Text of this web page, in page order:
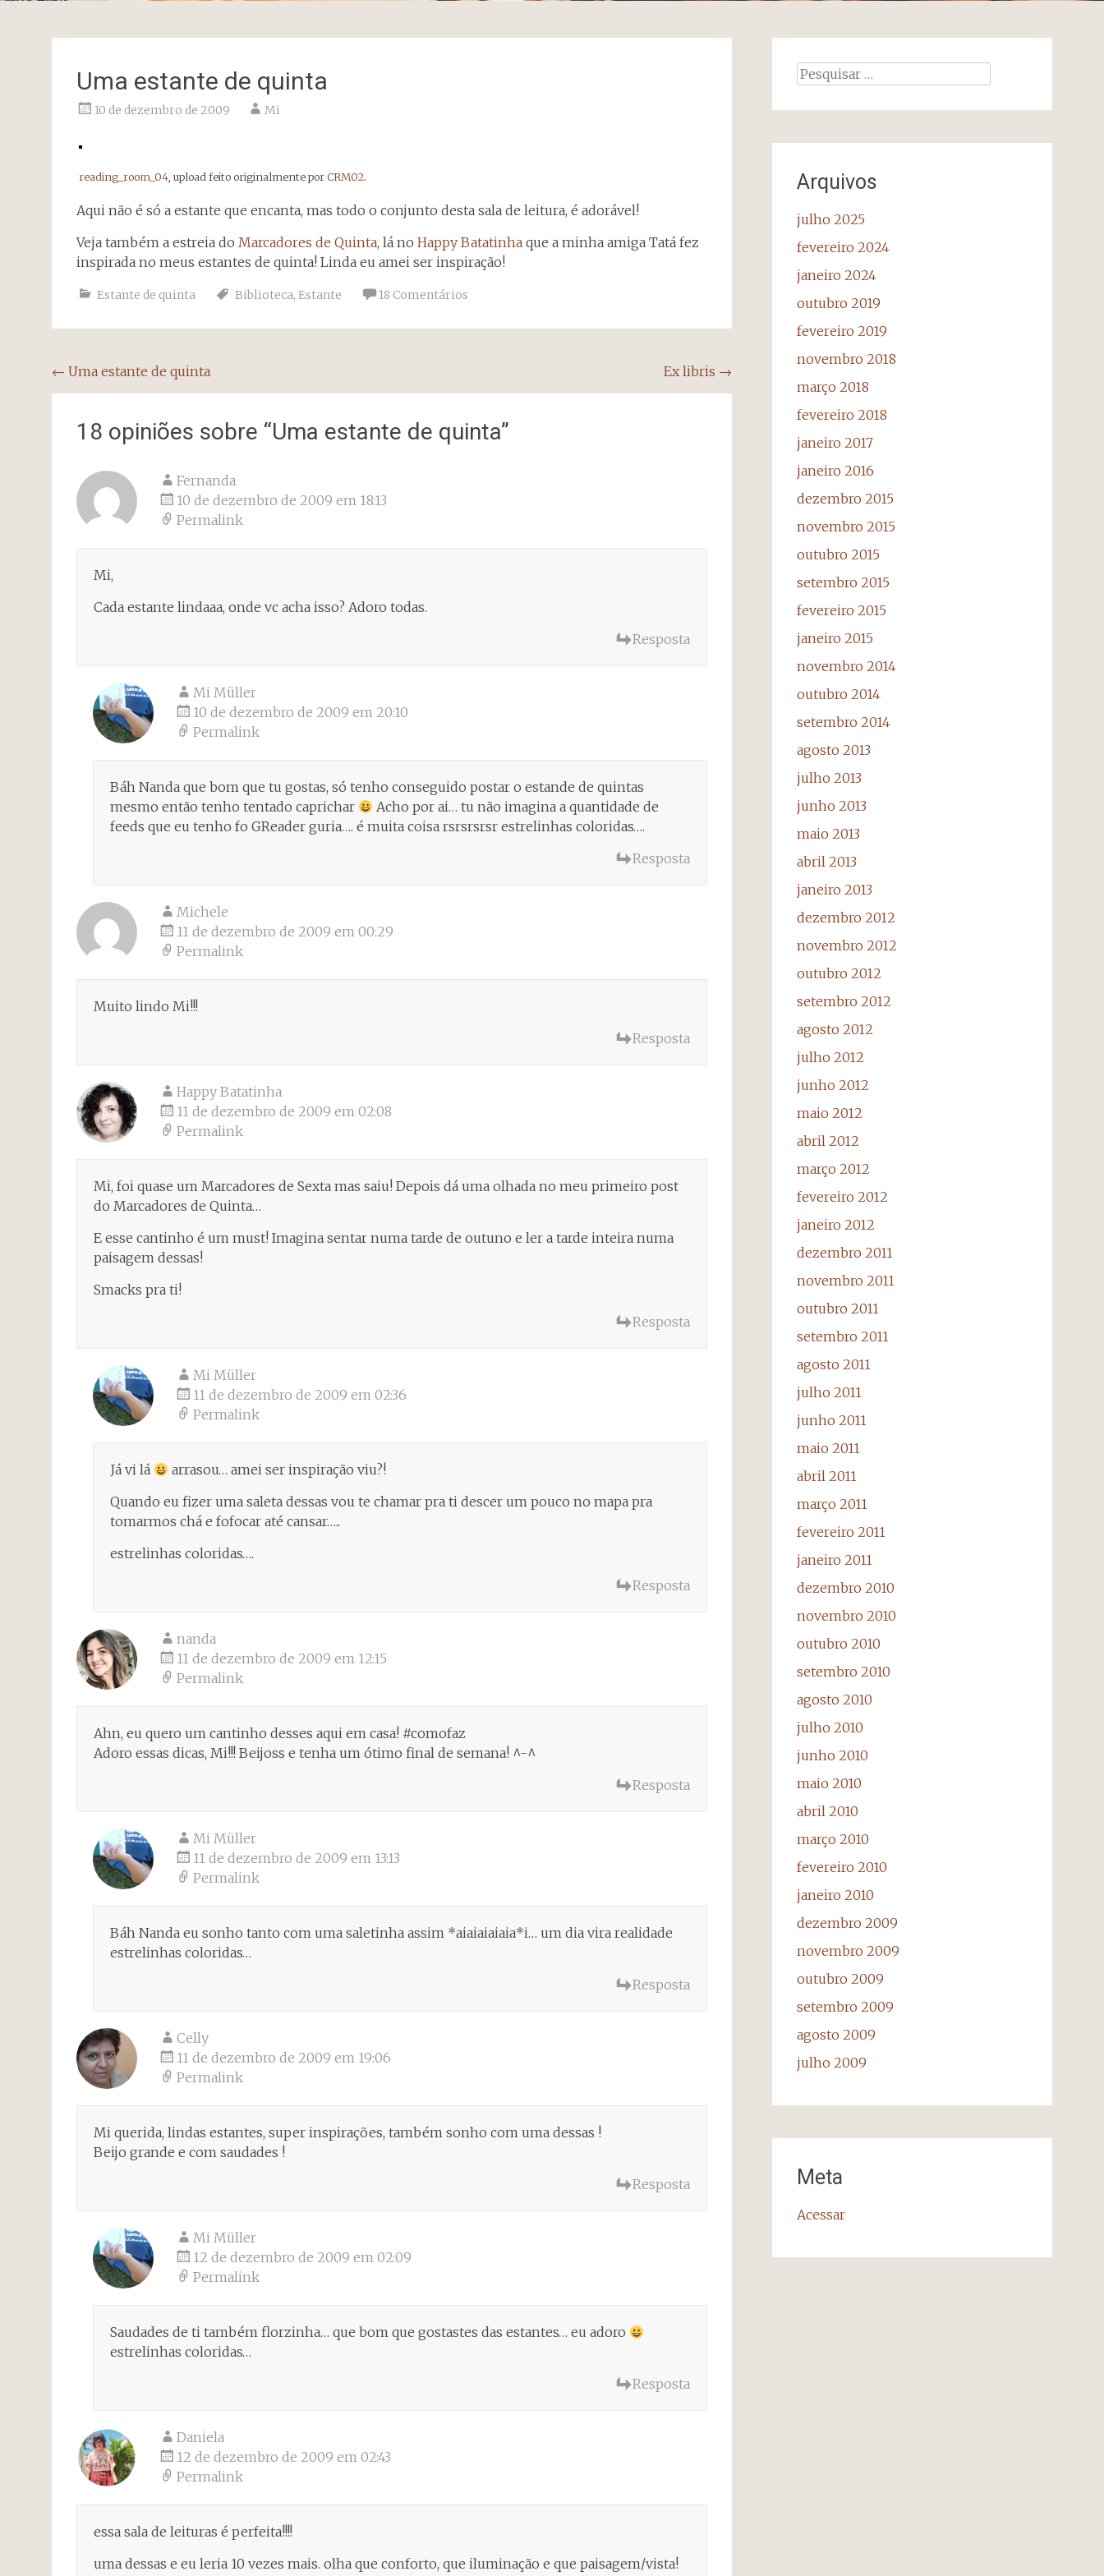
Uma estante de quinta
10 de dezembro de 2009 Mi
reading_room_04 , upload feito originalmente porCRM02.
Aqui não é só a estante que encanta, mas todo o conjunto desta sala de leitura, é adorável!
Veja também a estreia do Marcadores de Quinta, lá no Happy Batatinha que a minha amiga Tatá fez
inspirada no meus estantes de quinta! Linda eu amei ser inspiração!
Estante de quinta Biblioteca, Estante 18 Comentários
Navegação
do
post
← Uma estante de quinta Ex libris →
18 opiniões sobre “Uma estante de quinta”
Fernanda
10 de dezembro de 2009 em 18:13
Permalink
Mi,
Cada estante lindaaa, onde vc acha isso? Adoro todas.
Resposta
Mi Müller
10 de dezembro de 2009 em 20:10
Permalink
Báh Nanda que bom que tu gostas, só tenho conseguido postar o estande de quintas
mesmo então tenho tentado caprichar
Acho por ai… tu não imagina a quantidade de
feeds que eu tenho fo GReader guria…. é muita coisa rsrsrsrsr estrelinhas coloridas….
Resposta
Michele
11 de dezembro de 2009 em 00:29
Permalink
Muito lindo Mi!!!
Resposta
Happy Batatinha
11 de dezembro de 2009 em 02:08
Permalink
Mi, foi quase um Marcadores de Sexta mas saiu! Depois dá uma olhada no meu primeiro post
do Marcadores de Quinta…
E esse cantinho é um must! Imagina sentar numa tarde de outuno e ler a tarde inteira numa
paisagem dessas!
Smacks pra ti!
Resposta
Mi Müller
11 de dezembro de 2009 em 02:36
Permalink
Já vi lá
arrasou… amei ser inspiração viu?!
Quando eu fizer uma saleta dessas vou te chamar pra ti descer um pouco no mapa pra
tomarmos chá e fofocar até cansar…..
estrelinhas coloridas….
Resposta
nanda
11 de dezembro de 2009 em 12:15
Permalink
Ahn, eu quero um cantinho desses aqui em casa! #comofaz
Adoro essas dicas, Mi!!! Beijoss e tenha um ótimo final de semana! ^-^
Resposta
Mi Müller
11 de dezembro de 2009 em 13:13
Permalink
Báh Nanda eu sonho tanto com uma saletinha assim *aiaiaiaiaia*i… um dia vira realidade
estrelinhas coloridas…
Resposta
Celly
11 de dezembro de 2009 em 19:06
Permalink
Mi querida, lindas estantes, super inspirações, também sonho com uma dessas !
Beijo grande e com saudades !
Resposta
Mi Müller
12 de dezembro de 2009 em 02:09
Permalink
Saudades de ti também florzinha… que bom que gostastes das estantes… eu adoro
estrelinhas coloridas…
Resposta
Daniela
12 de dezembro de 2009 em 02:43
Permalink
essa sala de leituras é perfeita!!!!
uma dessas e eu leria 10 vezes mais. olha que conforto, que iluminação e que paisagem/vista!
Pesquisar
Arquivos
julho 2025
fevereiro 2024
janeiro 2024
outubro 2019
fevereiro 2019
novembro 2018
março 2018
fevereiro 2018
janeiro 2017
janeiro 2016
dezembro 2015
novembro 2015
outubro 2015
setembro 2015
fevereiro 2015
janeiro 2015
novembro 2014
outubro 2014
setembro 2014
agosto 2013
julho 2013
junho 2013
maio 2013
abril 2013
janeiro 2013
dezembro 2012
novembro 2012
outubro 2012
setembro 2012
agosto 2012
julho 2012
junho 2012
maio 2012
abril 2012
março 2012
fevereiro 2012
janeiro 2012
dezembro 2011
novembro 2011
outubro 2011
setembro 2011
agosto 2011
julho 2011
junho 2011
maio 2011
abril 2011
março 2011
fevereiro 2011
janeiro 2011
dezembro 2010
novembro 2010
outubro 2010
setembro 2010
agosto 2010
julho 2010
junho 2010
maio 2010
abril 2010
março 2010
fevereiro 2010
janeiro 2010
dezembro 2009
novembro 2009
outubro 2009
setembro 2009
agosto 2009
julho 2009
Meta
Acessar